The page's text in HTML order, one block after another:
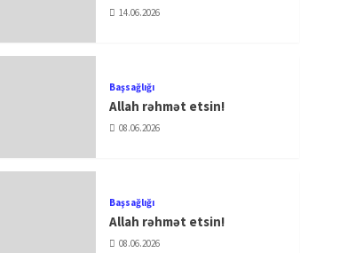
14.06.2026
Başsağlığı
Allah rəhmət etsin!
08.06.2026
Başsağlığı
Allah rəhmət etsin!
08.06.2026